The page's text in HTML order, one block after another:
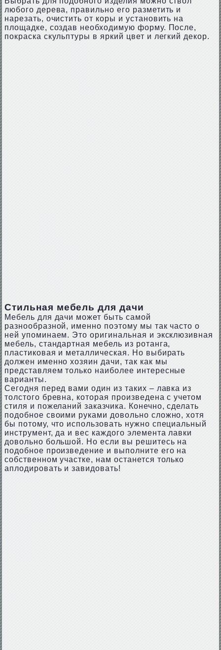
любого дерева, правильно его разметить и
нарезать, очистить от коры и установить на
площадке, создав необходимую форму. После,
покраска скульптуры в яркий цвет и легкий декор.
Стильная мебель для дачи
Мебель для дачи может быть самой
разнообразной, именно поэтому мы так часто о
ней упоминаем. Это оригинальная и эксклюзивная
мебель, стандартная мебель из ротанга,
пластиковая и металлическая. Но выбирать
должен именно хозяин дачи, так как мы
представляем только наиболее интересные
варианты.
Сегодня перед вами один из таких – лавка из
толстого бревна, которая произведена с учетом
стиля и пожеланий заказчика. Конечно, сделать
подобное своими руками довольно сложно, хотя
бы потому, что использовать нужно специальный
инструмент, да и вес каждого элемента лавки
довольно большой. Но если вы решитесь на
подобное произведение и выполните его на
собственном участке, нам останется только
аплодировать и завидовать!